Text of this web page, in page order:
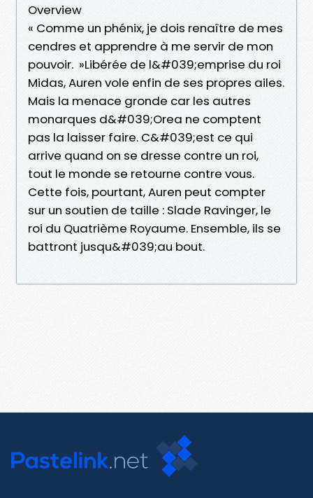
Overview
« Comme un phénix, je dois renaître de mes
cendres et apprendre à me servir de mon
pouvoir. »Libérée de l&#039;emprise du roi
Midas, Auren vole enfin de ses propres ailes.
Mais la menace gronde car les autres
monarques d&#039;Orea ne comptent
pas la laisser faire. C&#039;est ce qui
arrive quand on se dresse contre un roi,
tout le monde se retourne contre vous.
Cette fois, pourtant, Auren peut compter
sur un soutien de taille : Slade Ravinger, le
roi du Quatrième Royaume. Ensemble, ils se
battront jusqu&#039;au bout.